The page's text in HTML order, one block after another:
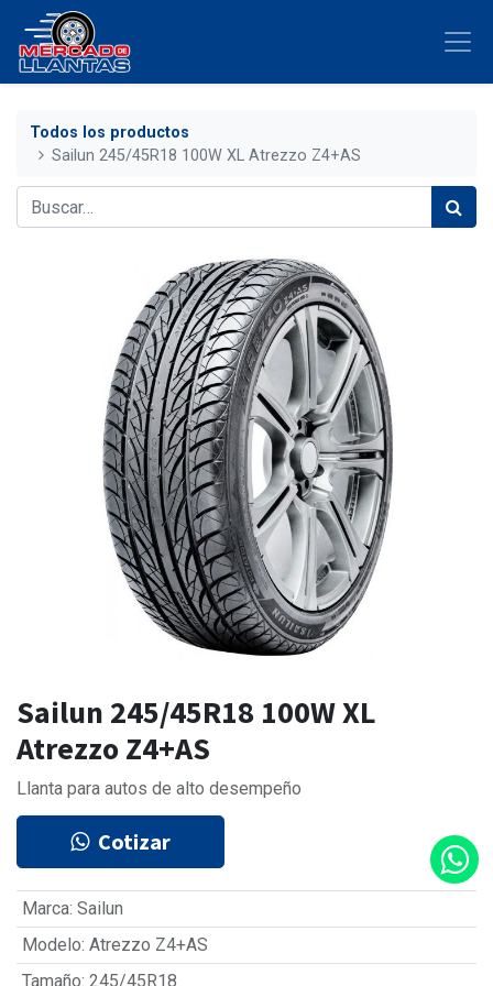
Todos los productos
Sailun 245/45R18 100W XL Atrezzo Z4+AS
Sailun 245/45R18 100W XL
Atrezzo Z4+AS
Llanta para autos de alto desempeño
Cotizar
Marca: Sailun
Modelo: Atrezzo Z4+AS
Tamaño: 245/45R18